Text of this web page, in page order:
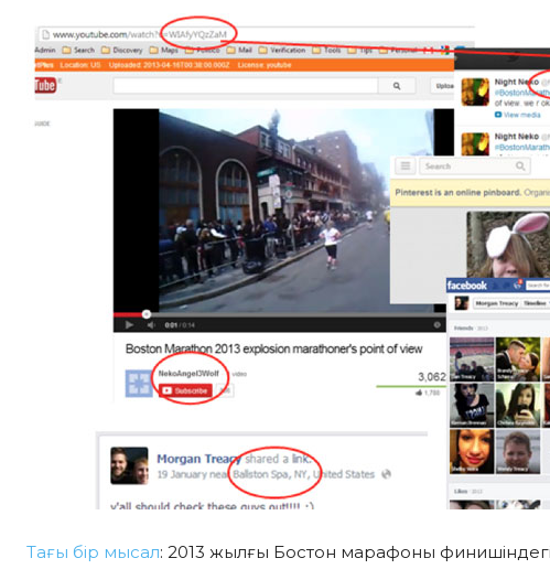
Тағы бір мысал: 2013 жылғы Бостон марафоны